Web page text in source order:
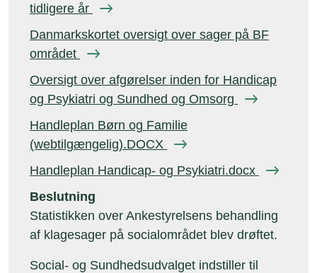
tidligere år
Danmarkskortet oversigt over sager på BF
området
Oversigt over afgørelser inden for Handicap
og Psykiatri og Sundhed og Omsorg
Handleplan Børn og Familie
(webtilgængelig).DOCX
Handleplan Handicap- og Psykiatri.docx
Beslutning
Statistikken over Ankestyrelsens behandling
af klagesager på socialområdet blev drøftet.
Social- og Sundhedsudvalget indstiller til